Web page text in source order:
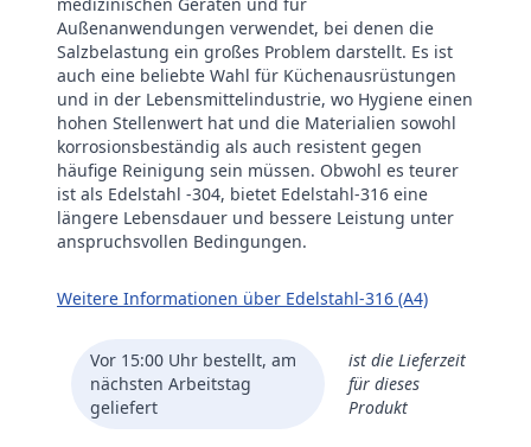
medizinischen Geräten und für
Außenanwendungen verwendet, bei denen die
Salzbelastung ein großes Problem darstellt. Es ist
auch eine beliebte Wahl für Küchenausrüstungen
und in der Lebensmittelindustrie, wo Hygiene einen
hohen Stellenwert hat und die Materialien sowohl
korrosionsbeständig als auch resistent gegen
häufige Reinigung sein müssen. Obwohl es teurer
ist als Edelstahl -304, bietet Edelstahl-316 eine
längere Lebensdauer und bessere Leistung unter
anspruchsvollen Bedingungen.
Weitere Informationen über Edelstahl-316 (A4)
Vor 15:00 Uhr bestellt, am
nächsten Arbeitstag
geliefert
ist die Lieferzeit
für dieses
Produkt